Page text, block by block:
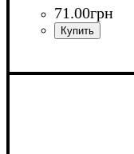
71.00грн